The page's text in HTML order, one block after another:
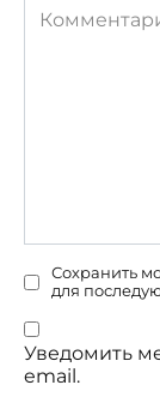
Комментарий
Сохранить
для
Уведомить
email.